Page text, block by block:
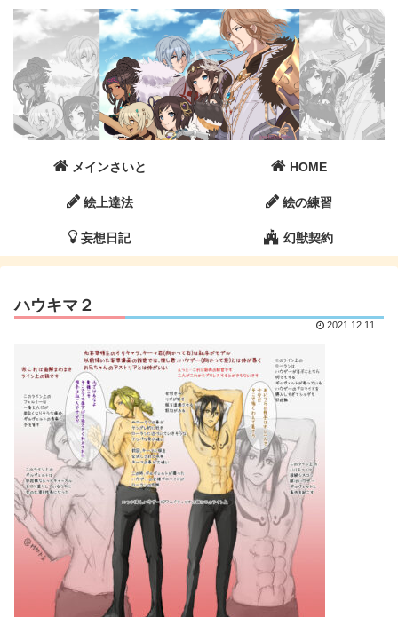
メインさいと HOME
絵上達法 絵の練習
妄想日記 幻獣契約
ハウキマ２
2021.12.11